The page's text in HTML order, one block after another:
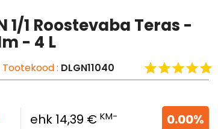
1/1 Roostevaba Teras -
- 4 L
Tootekood : DLGN11040
ehk 14,39 €KM-
0.00%